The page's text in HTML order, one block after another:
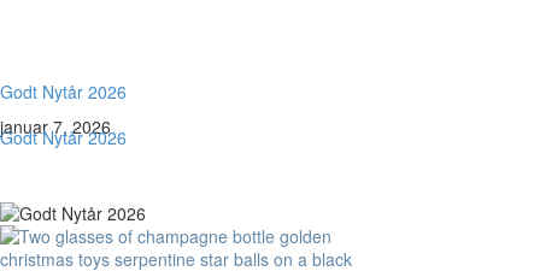
Godt Nytår 2026
januar 7, 2026
Godt Nytår 2026